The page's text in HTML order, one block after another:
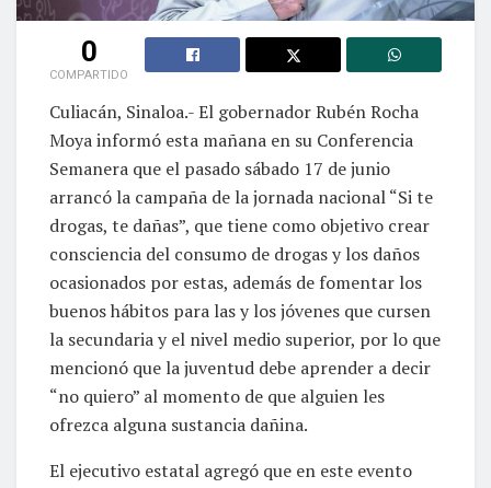
0
COMPARTIDO
Culiacán, Sinaloa.- El gobernador Rubén Rocha
Moya informó esta mañana en su Conferencia
Semanera que el pasado sábado 17 de junio
arrancó la campaña de la jornada nacional “Si te
drogas, te dañas”, que tiene como objetivo crear
consciencia del consumo de drogas y los daños
ocasionados por estas, además de fomentar los
buenos hábitos para las y los jóvenes que cursen
la secundaria y el nivel medio superior, por lo que
mencionó que la juventud debe aprender a decir
“no quiero” al momento de que alguien les
ofrezca alguna sustancia dañina.
El ejecutivo estatal agregó que en este evento